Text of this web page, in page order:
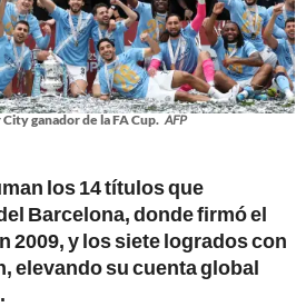
ganador de la FA Cup. AFP
los 14 títulos que
Barcelona, donde firmó el
2009, y los siete logrados con
elevando su cuenta global